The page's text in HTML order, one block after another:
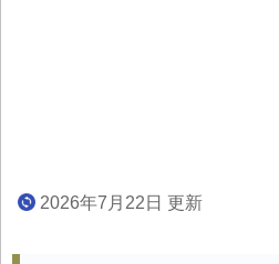
2026年7月22日 更新